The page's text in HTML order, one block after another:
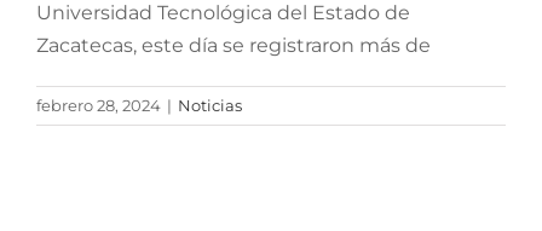
Universidad Tecnológica del Estado de
Zacatecas, este día se registraron más de
febrero 28, 2024 | Noticias